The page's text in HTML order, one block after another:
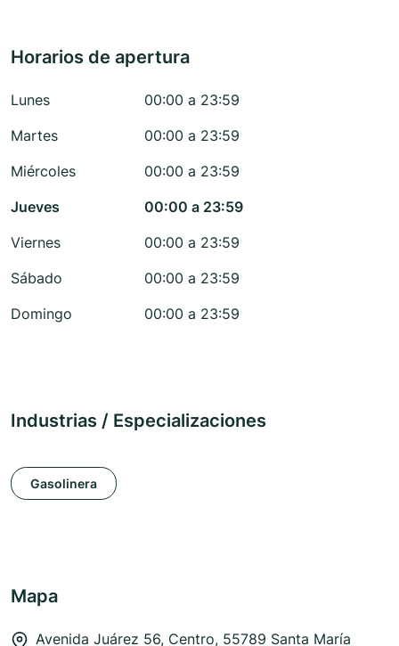
Horarios de apertura
Lunes
00:00 a 23:59
Martes
00:00 a 23:59
Miércoles
00:00 a 23:59
Jueves
00:00 a 23:59
Viernes
00:00 a 23:59
Sábado
00:00 a 23:59
Domingo
00:00 a 23:59
Industrias / Especializaciones
Gasolinera
Mapa
Avenida Juárez 56, Centro, 55789 Santa María